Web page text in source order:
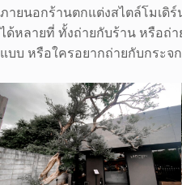
ภายนอกร้านตกแต่งสไตล์โมเดิ
ได้หลายที่ ทั้งถ่ายกับร้าน หรือถ่
แบบ หรือใครอยากถ่ายกับกระจ